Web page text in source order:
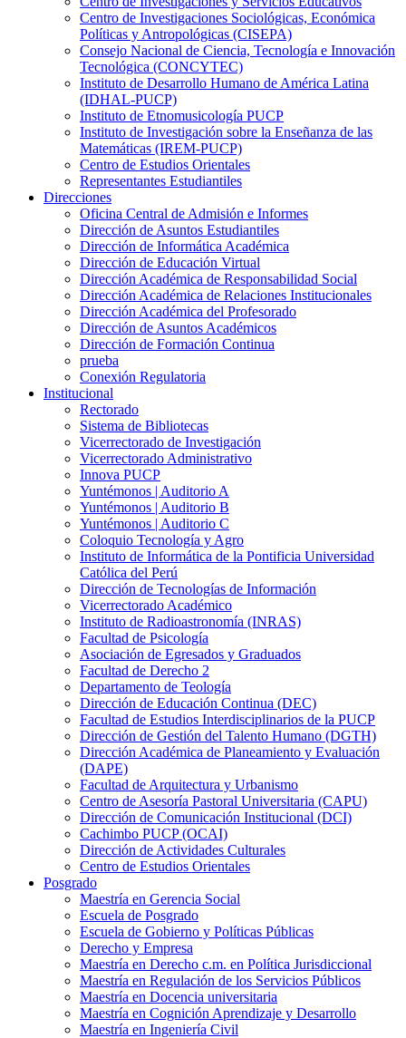
Centro de Investigaciones Sociológicas, Económica
Políticas y Antropológicas (CISEPA)
Consejo Nacional de Ciencia, Tecnología e Innovación
Tecnológica (CONCYTEC)
Instituto de Desarrollo Humano de América Latina
(IDHAL-PUCP)
Instituto de Etnomusicología PUCP
Instituto de Investigación sobre la Enseñanza de las
Matemáticas (IREM-PUCP)
Centro de Estudios Orientales
Representantes Estudiantiles
Direcciones
Oficina Central de Admisión e Informes
Dirección de Asuntos Estudiantiles
Dirección de Informática Académica
Dirección de Educación Virtual
Dirección Académica de Responsabilidad Social
Dirección Académica de Relaciones Institucionales
Dirección Académica del Profesorado
Dirección de Asuntos Académicos
Dirección de Formación Continua
prueba
Conexión Regulatoria
Institucional
Rectorado
Sistema de Bibliotecas
Vicerrectorado de Investigación
Vicerrectorado Administrativo
Innova PUCP
Yuntémonos | Auditorio A
Yuntémonos | Auditorio B
Yuntémonos | Auditorio C
Coloquio Tecnología y Agro
Instituto de Informática de la Pontificia Universidad
Católica del Perú
Dirección de Tecnologías de Información
Vicerrectorado Académico
Instituto de Radioastronomía (INRAS)
Facultad de Psicología
Asociación de Egresados y Graduados
Facultad de Derecho 2
Departamento de Teología
Dirección de Educación Continua (DEC)
Facultad de Estudios Interdisciplinarios de la PUCP
Dirección de Gestión del Talento Humano (DGTH)
Dirección Académica de Planeamiento y Evaluación
(DAPE)
Facultad de Arquitectura y Urbanismo
Centro de Asesoría Pastoral Universitaria (CAPU)
Dirección de Comunicación Institucional (DCI)
Cachimbo PUCP (OCAI)
Dirección de Actividades Culturales
Centro de Estudios Orientales
Posgrado
Maestría en Gerencia Social
Escuela de Posgrado
Escuela de Gobierno y Políticas Públicas
Derecho y Empresa
Maestría en Derecho c.m. en Política Jurisdiccional
Maestría en Regulación de los Servicios Públicos
Maestría en Docencia universitaria
Maestría en Cognición Aprendizaje y Desarrollo
Maestría en Ingeniería Civil